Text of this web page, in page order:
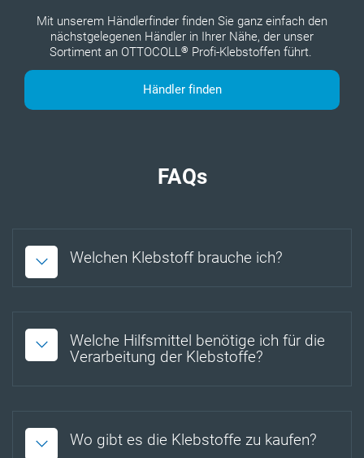
Mit unserem Händlerfinder finden Sie ganz einfach den
nächstgelegenen Händler in Ihrer Nähe, der unser
Sortiment an OTTOCOLL® Profi-Klebstoffen führt.
Händler finden
FAQs
Welchen Klebstoff brauche ich?
Welche Hilfsmittel benötige ich für die
Verarbeitung der Klebstoffe?
Wo gibt es die Klebstoffe zu kaufen?